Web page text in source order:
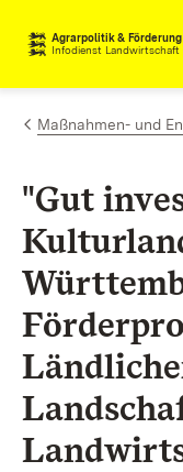
Zum Inhalt
Agrarpolitik & Förderung
Infodienst Landwirtschaft
Maßnahmen- und
"Gut